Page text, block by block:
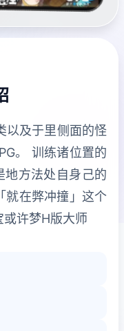
以及于里侧面的怪
。 训练诸位置的
方法处自身己的
就在弊冲撞」这个
许梦H版大师